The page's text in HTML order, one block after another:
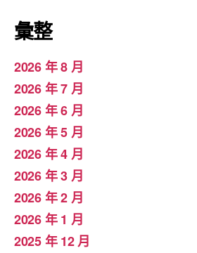
彙整
2026 年 8 月
2026 年 7 月
2026 年 6 月
2026 年 5 月
2026 年 4 月
2026 年 3 月
2026 年 2 月
2026 年 1 月
2025 年 12 月